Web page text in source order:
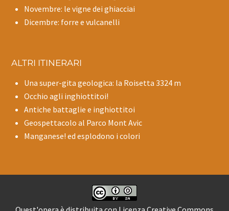
Novembre: le vigne dei ghiacciai
Dicembre: forre e vulcanelli
ALTRI ITINERARI
Una super-gita geologica: la Roisetta 3324 m
Occhio agli inghiottitoi!
Antiche battaglie e inghiottitoi
Geospettacolo al Parco Mont Avic
Manganese! ed esplodono i colori